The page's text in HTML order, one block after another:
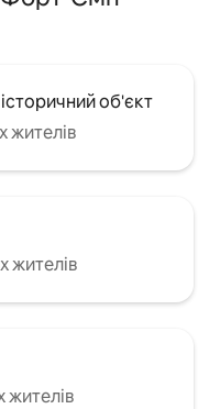
об'єкт
жителів
жителів
жителів